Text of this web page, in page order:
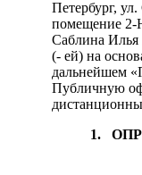
Петербург,
помещение 2-
Саблина Илья
(- ей) на
дальнейшем
Публичную
1.